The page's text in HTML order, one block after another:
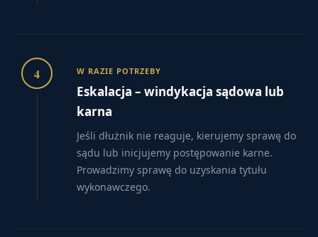
4 W RAZIE POTRZEBY
Eskalacja – windykacja sądowa lub
karna
Jeśli dłużnik nie reaguje, kierujemy sprawę do
sądu lub inicjujemy postępowanie karne.
Prowadzimy sprawę do uzyskania tytułu
wykonawczego.